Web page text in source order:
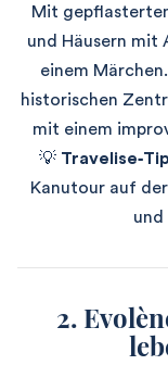
Mit
und Häusern mit
einem
historischen
mit einem
💡
Kanutour auf
und
2.